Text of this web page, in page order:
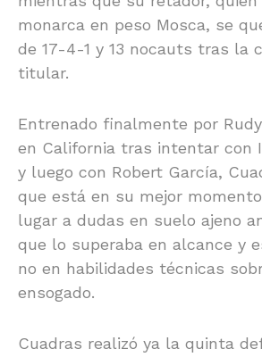
monarca en peso Mosca, se
de 17-4-1 y 13 nocauts tras la
titular.
Entrenado finalmente por
en California tras intentar con
y luego con Robert García,
que está en su mejor
lugar a dudas en suelo ajeno
que lo superaba en alcance y
no en habilidades técnicas
ensogado.
Cuadras realizó ya la quinta